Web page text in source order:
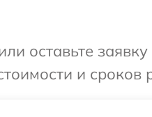
оставьте
и сроков